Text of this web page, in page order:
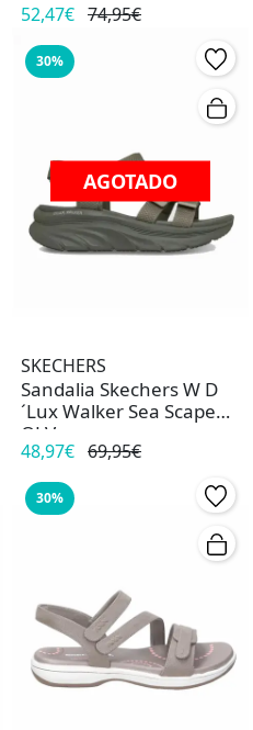
52,47€ 74,95€
30%
AGOTADO
SKECHERS
Sandalia Skechers W D
´Lux Walker Sea Scape
OLV
48,97€ 69,95€
30%